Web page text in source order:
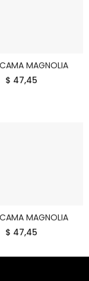
COMPRARMAGNOLIA
$ 47,45
COMPRARMAGNOLIA
$ 47,45